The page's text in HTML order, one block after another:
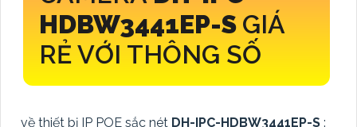
HDBW3441EP-S GIÁ
RẺ VỚI THÔNG SỐ
về thiết bị IP POE sắc nét DH-IPC-HDBW3441EP-S :